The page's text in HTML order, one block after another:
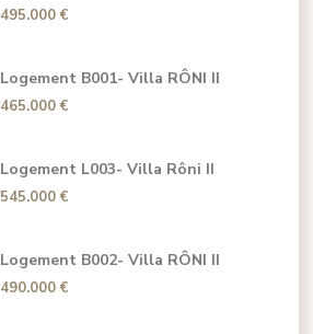
495.000 €
Logement B001- Villa RÔNI II
465.000 €
Logement L003- Villa Rôni II
545.000 €
Logement B002- Villa RÔNI II
490.000 €